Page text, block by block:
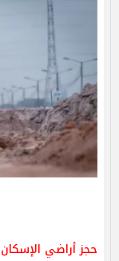
حجز أراضي الإسكان